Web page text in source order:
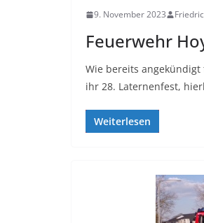
9. November 2023
Feuerwehr
Wie bereits angekündigt
ihr 28. Laternenfest,
Weiterlesen